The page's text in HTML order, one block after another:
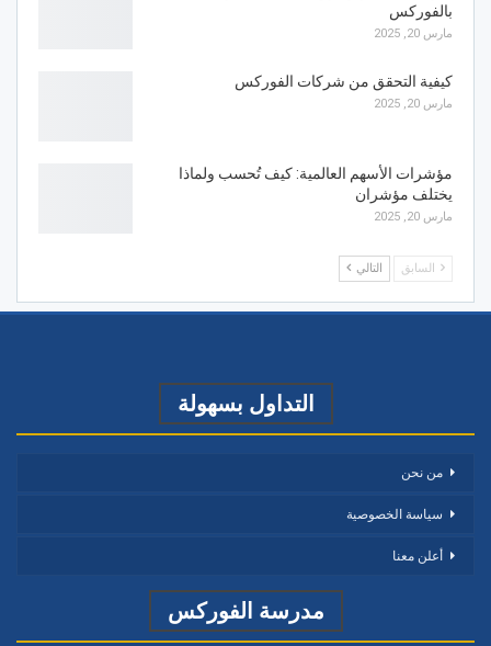
بالفوركس
مارس 20, 2025
كيفية التحقق من شركات الفوركس
مارس 20, 2025
مؤشرات الأسهم العالمية: كيف تُحسب ولماذا
يختلف مؤشران
مارس 20, 2025
السابق التالي
التداول بسهولة
من نحن
سياسة الخصوصية
أعلن معنا
مدرسة الفوركس